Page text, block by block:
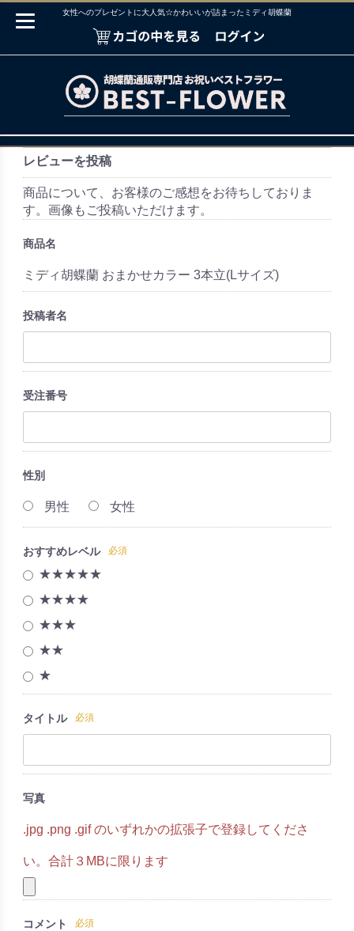
女性へのプレゼントに大人気☆かわいいが詰まったミディ胡蝶蘭
レビューを投稿
商品について、お客様のご感想をお待ちしておりま
す。画像もご投稿いただけます。
商品名
ミディ胡蝶蘭 おまかせカラー 3本立(Lサイズ)
投稿者名
受注番号
性別
男性 女性
おすすめレベル 必須
★★★★★
★★★★
★★★
★★
★
タイトル 必須
写真
.jpg .png .gif のいずれかの拡張子で登録してくださ
い。合計３MBに限ります
コメント 必須